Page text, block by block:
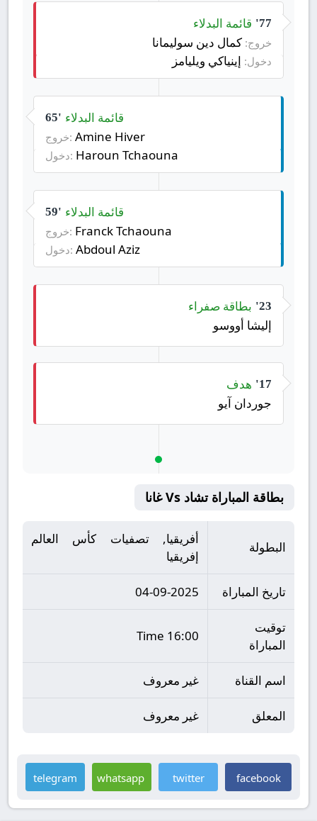
77' قائمة البدلاء
خروج: كمال دين سوليمانا
دخول: إينياكي ويليامز
65' قائمة البدلاء
خروج: Amine Hiver
دخول: Haroun Tchaouna
59' قائمة البدلاء
خروج: Franck Tchaouna
دخول: Abdoul Aziz
23' بطاقة صفراء
إليشا أووسو
17'
هدف
جوردان آيو
بطاقة المباراة تشاد Vs غانا
البطولة
أفريقيا, تصفيات كأس العالم
إفريقيا
تاريخ المباراة 04-09-2025
توقيت
المباراة
16:00 Time
اسم القناة غير معروف
المعلق غير معروف
facebook
twitter
whatsapp
telegram